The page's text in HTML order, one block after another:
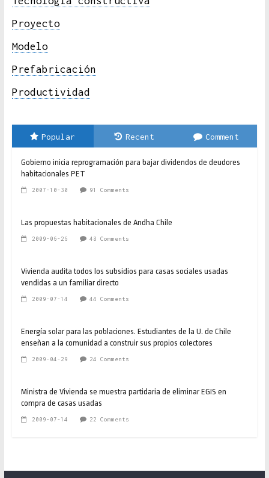
Proyecto
Modelo
Prefabricación
Productividad
Popular Recent Comment
Gobierno inicia reprogramación para bajar dividendos de deudores
habitacionales PET
2007-10-30 91 Comments
Las propuestas habitacionales de Andha Chile
2009-06-26 48 Comments
Vivienda audita todos los subsidios para casas sociales usadas
vendidas a un familiar directo
2009-07-14 44 Comments
Energía solar para las poblaciones. Estudiantes de la U. de Chile
enseñan a la comunidad a construir sus propios colectores
2009-04-29 24 Comments
Ministra de Vivienda se muestra partidaria de eliminar EGIS en
compra de casas usadas
2009-07-14 22 Comments